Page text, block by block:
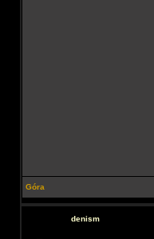
Góra
denism